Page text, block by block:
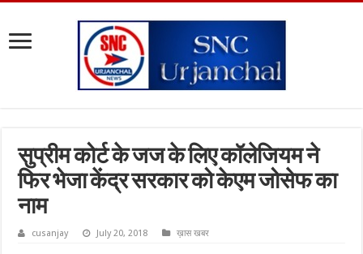
सुप्रीम कोर्ट के जज के लिए कॉलेजियम ने
फिर भेजा केंद्र सरकार को केएम जोसेफ का
नाम
cusanjay July 20, 2018 ख़ास खबर